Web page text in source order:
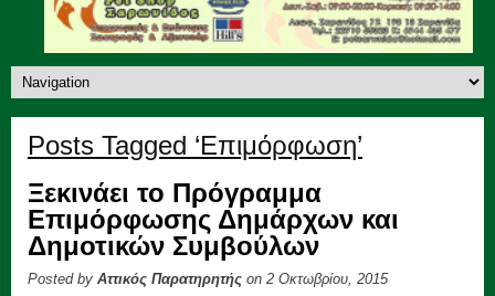
Posts Tagged ‘Επιμόρφωση’
Ξεκινάει το Πρόγραμμα
Επιμόρφωσης Δημάρχων και
Δημοτικών Συμβούλων
Posted by Αττικός Παρατηρητής on 2 Οκτωβρίου, 2015